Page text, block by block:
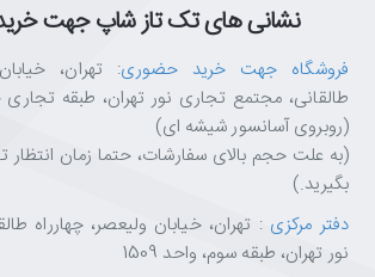
نشانی های تک تاز شاپ جهت
فروشگاه جهت خرید حضوری: تهران،
(روبروی آسانسور شیشه ای)
بگیرید.)
دفتر مرکزی : تهران، خیابان ولیعصر، چهارراه
نور تهران، طبقه سوم، واحد 1509